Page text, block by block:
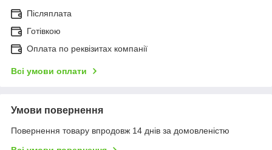
Післяплата
Готівкою
Оплата по реквізитах компанії
Всі умови оплати
Умови повернення
Повернення товару впродовж 14 днів за домовленістю